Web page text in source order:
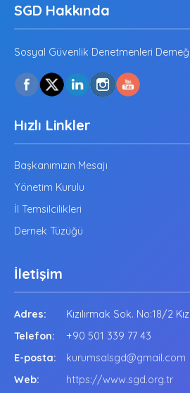
SGD Hakkında
Sosyal Güvenlik Denetmenleri
Hızlı Linkler
Başkanımızın Mesajı
Yönetim Kurulu
İl Temsilcilikleri
Dernek Tüzüğü
İletişim
Adres:
Kızılırmak Sok. No:18/2
Telefon:
+90 501 339 77 43
E-posta:
kurumsalsgd@gmail.com
Web:
https://www.sgd.org.tr